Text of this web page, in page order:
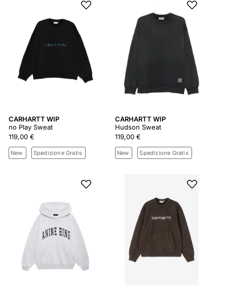
CARHARTT WIP
no Play Sweat
119,00 €
New Spedizione Gratis
CARHARTT WIP
Hudson Sweat
119,00 €
New Spedizione Gratis